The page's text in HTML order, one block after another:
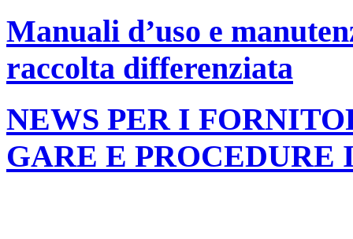
Manuali d’uso e
raccolta differenziata
NEWS PER I
GARE E PROCEDURE